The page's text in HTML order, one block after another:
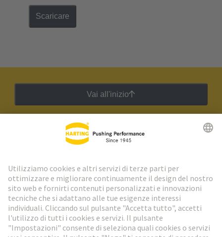
Scaricare
Vai all'inizio
Newsletter HARTING
Vai al registrazione
Social Media